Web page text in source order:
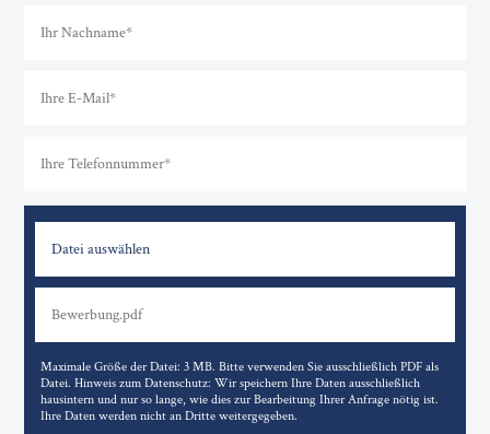
Datei auswählen
Maximale Größe der Datei: 3 MB. Bitte verwenden Sie ausschließlich PDF als
Datei. Hinweis zum Datenschutz: Wir speichern Ihre Daten ausschließlich
hausintern und nur so lange, wie dies zur Bearbeitung Ihrer Anfrage nötig ist.
Ihre Daten werden nicht an Dritte weitergegeben.